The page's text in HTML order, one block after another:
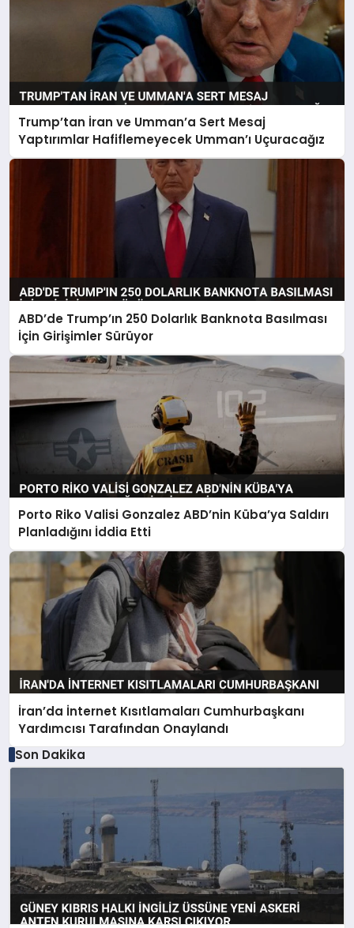
Trump’tan İran ve Umman’a Sert Mesaj
Yaptırımlar Hafiflemeyecek Umman’ı Uçuracağız
ABD’de Trump’ın 250 Dolarlık Banknota Basılması
İçin Girişimler Sürüyor
Porto Riko Valisi Gonzalez ABD’nin Küba’ya Saldırı
Planladığını İddia Etti
İran’da İnternet Kısıtlamaları Cumhurbaşkanı
Yardımcısı Tarafından Onaylandı
Son Dakika